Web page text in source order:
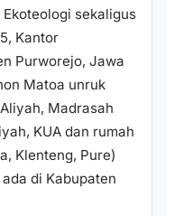
sekaligus
Kantor
Purworejo, Jawa
Matoa unruk
Madrasah
KUA dan rumah
Klenteng, Pure)
di Kabupaten